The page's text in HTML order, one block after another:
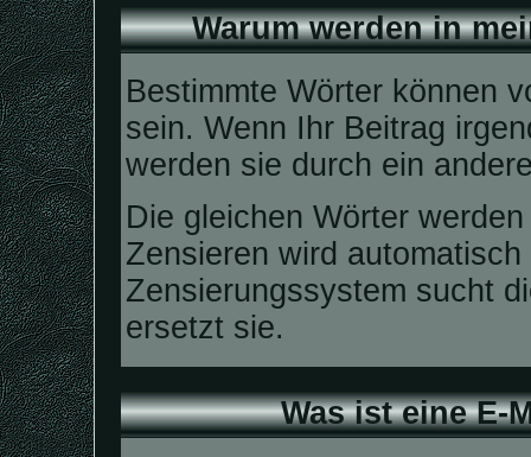
Warum werden in
Bestimmte Wörter können
sein. Wenn Ihr Beitrag
werden sie durch ein
Die gleichen Wörter
Zensieren wird
Zensierungssystem sucht
ersetzt sie.
Was ist eine E-